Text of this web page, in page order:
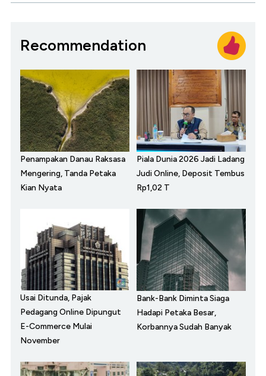
Recommendation
Penampakan Danau Raksasa
Mengering, Tanda Petaka
Kian Nyata
Piala Dunia 2026 Jadi Ladang
Judi Online, Deposit Tembus
Rp1,02 T
Usai Ditunda, Pajak
Pedagang Online Dipungut
E-Commerce Mulai
November
Bank-Bank Diminta Siaga
Hadapi Petaka Besar,
Korbannya Sudah Banyak